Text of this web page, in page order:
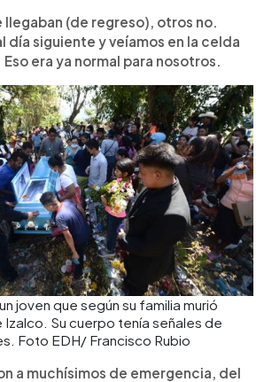
llegaban (de regreso), otros no.
día siguiente y veíamos en la celda
era ya normal para nosotros.
joven que según su familia murió
Su cuerpo tenía señales de
Foto EDH/ Francisco Rubio
a muchísimos de emergencia, del